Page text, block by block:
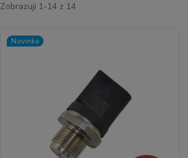
Zobrazuji 1-14 z 14
Novinka